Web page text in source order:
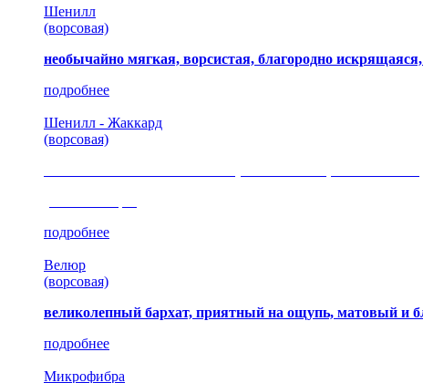
Шенилл
(ворсовая)
необычайно мягкая, ворсистая, благородно
подробнее
Шенилл - Жаккард
(ворсовая)
подробнее
Велюр
(ворсовая)
великолепный бархат, приятный на ощупь, матовый и
подробнее
Микрофибра